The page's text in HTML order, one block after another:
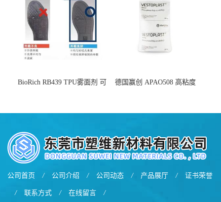
BioRich RB439 TPU雾面剂 可
德国赢创 APAO508 高粘度
公司首页 / 公司介绍 / 公司动态 / 产品展厅 / 证书荣誉
/ 联系方式 / 在线留言 /